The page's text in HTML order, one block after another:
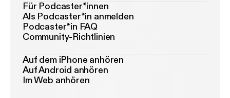
Für Podcaster*innen
Als Podcaster*in anmelden
Podcaster*in FAQ
Community-Richtlinien
Auf dem iPhone anhören
Auf Android anhören
Im Web anhören